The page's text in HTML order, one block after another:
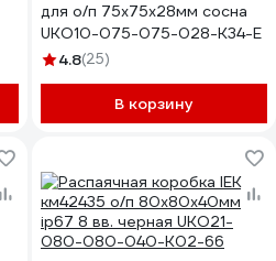
для о/п 75x75x28мм сосна
UKO10-075-075-028-K34-E
4.8(25)
В корзину